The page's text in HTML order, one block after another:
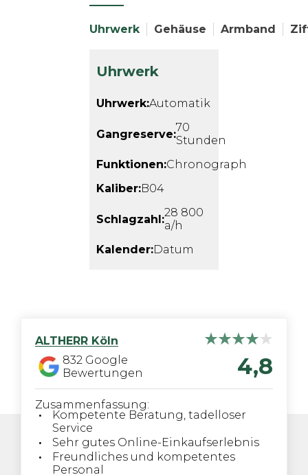
Uhrwerk Gehäuse Armband
Uhrwerk
Uhrwerk:Automatik
Gangreserve:70
Stunden
Funktionen:Chronograph
Kaliber:B04
Schlagzahl:28 800
a/h
Kalender:Datum
ALTHERR Köln
832 Google
Bewertungen
4,8
Zusammenfassung:
Kompetente Beratung, tadelloser
Service
Sehr gutes Online-Einkaufserlebnis
Freundliches und kompetentes
Personal